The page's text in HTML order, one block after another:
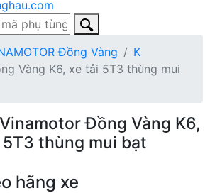
Đồng Vàng
K
Vàng K6, xe tải 5T3 thùng mui
Đồng Vàng K6,
thùng mui bạt
hãng xe